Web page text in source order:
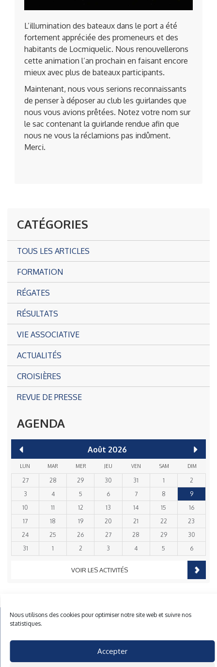
Nous utilisons des cookies pour optimiser notre site web et suivre nos
statistiques.
Accepter
L’illumination des bateaux dans le port a été
fortement appréciée des promeneurs et des
habitants de Locmiquelic. Nous renouvellerons
cette animation l’an prochain en faisant encore
mieux avec plus de bateaux participants.
Maintenant, nous vous serions reconnaissants
de penser à déposer au club les guirlandes que
nous vous avions prêtées. Notez votre nom sur
le sac contenant la guirlande rendue afin que
nous ne vous la réclamions pas indûment.
Merci.
CATÉGORIES
TOUS LES ARTICLES
FORMATION
RÉGATES
RÉSULTATS
VIE ASSOCIATIVE
ACTUALITÉS
CROISIÈRES
REVUE DE PRESSE
AGENDA
Août 2026
LUN MAR MER JEU VEN SAM DIM
27 28 29 30 31 1
2
3
4 5 6 7 8
9
10
11 12 13 14 15
16
17
18 19 20 21 22
23
24
25 26 27 28 29
30
31
1 2 3 4 5 6
VOIR LES ACTIVITÉS
40 rue du Gelin 56570 Locmiquelic